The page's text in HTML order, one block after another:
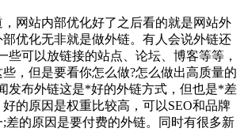
网站内部优化好了之后看的就是网站外
优化无非就是做外链。有人会说外链还
些可以放链接的站点、论坛、博客等等，
，但是要看你怎么做?怎么做出高质量的
发布外链这是*好的外链方式，但也是*差
的原因是权重比较高，可以SEO和品牌
差的原因是要付费的外链。同时有很多新